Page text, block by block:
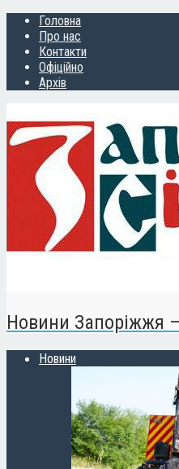
Головна
Про нас
Контакти
Офіційно
Архів
Новини Запоріжжя
Новини